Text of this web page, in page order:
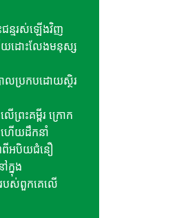
ជន្ម​រស់​ឡើង​វិញ
យ​ដោះលែង​មនុស្ស​
ាល​ប្រកប​ដោយ​ស្ថិរ
ព្រះគម្ពីរ ក្រោក
ើយដឹកនាំ
ពីអបិយជំនឿ
ក្នុង
បស់ពួកគេលើ